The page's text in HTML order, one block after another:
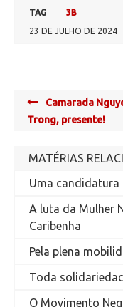
TAG
3B
23 DE JULHO DE 2024
Post
navigation
Camarada
Trong, presente!
MATÉRIAS
Uma candidatura
A luta da Mulher
Caribenha
Pela plena
Toda
O Movimento